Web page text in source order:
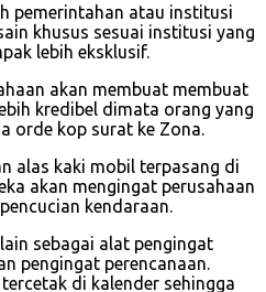
pemerintahan atau institusi
khusus sesuai institusi yang
lebih eksklusif.
akan membuat membuat
kredibel dimata orang yang
orde kop surat ke Zona.
alas kaki mobil terpasang di
akan mengingat perusahaan
kendaraan.
sebagai alat pengingat
pengingat perencanaan.
di kalender sehingga